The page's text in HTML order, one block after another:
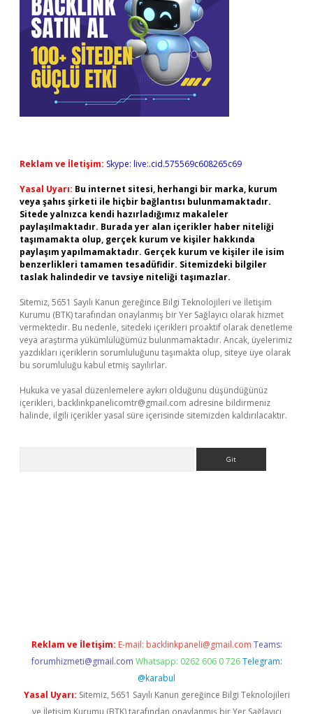
Reklam ve İletişim: Skype: live:.cid.575569c608265c69
Yasal Uyarı: Bu internet sitesi, herhangi bir marka, kurum
veya şahıs şirketi ile hiçbir bağlantısı bulunmamaktadır.
Sitede yalnızca kendi hazırladığımız makaleler
paylaşılmaktadır. Burada yer alan içerikler haber niteliği
taşımamakta olup, gerçek kurum ve kişiler hakkında
paylaşım yapılmamaktadır. Gerçek kurum ve kişiler ile isim
benzerlikleri tamamen tesadüfidir. Sitemizdeki bilgiler
taslak halindedir ve tavsiye niteliği taşımazlar.
Sitemiz, 5651 Sayılı Kanun gereğince Bilgi Teknolojileri ve İletişim
Kurumu (BTK) tarafından onaylanmış bir Yer Sağlayıcı olarak hizmet
vermektedir. Bu nedenle, sitedeki içerikleri proaktif olarak denetleme
veya araştırma yükümlülüğümüz bulunmamaktadır. Ancak, üyelerimiz
yazdıkları içeriklerin sorumluluğunu taşımakta olup, siteye üye olarak
bu sorumluluğu kabul etmiş sayılırlar.
Hukuka ve yasal düzenlemelere aykırı olduğunu düşündüğünüz
içerikleri, backlinkpanelicomtr@gmail.com adresine bildirmeniz
halinde, ilgili içerikler yasal süre içerisinde sitemizden kaldırılacaktır.
Reklam ve İletişim: E-mail: backlinkpaneli@gmail.com Teams:
forumhizmeti@gmail.com Whatsapp: 0262 606 0 726 Telegram:
@karabul
Yasal Uyarı: Sitemiz, 5651 Sayılı Kanun gereğince Bilgi Teknolojileri
ve İletişim Kurumu (BTK) tarafından onaylanmış bir Yer Sağlayıcı